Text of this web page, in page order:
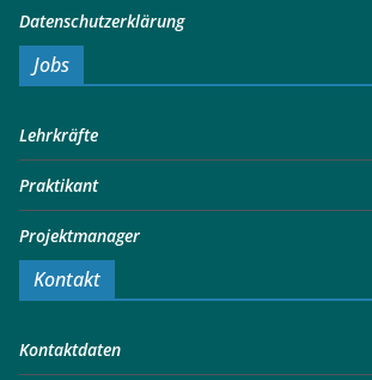
Datenschutzerklärung
Jobs
Lehrkräfte
Praktikant
Projektmanager
Kontakt
Kontaktdaten